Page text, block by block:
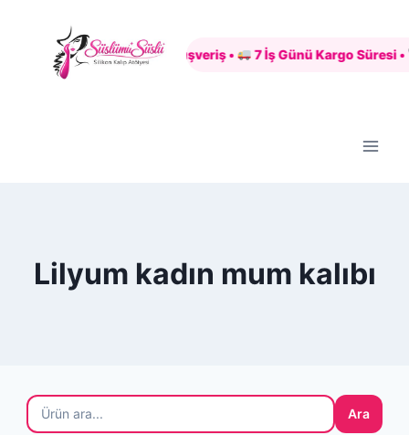
content
Güvenli Alışveriş • 7 İş Günü Kargo Süresi •
Lilyum kadın mum kalıbı
Ara